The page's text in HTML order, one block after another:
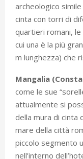
archeologico
cinta con torri di
quartieri romani,
cui una è la più
m lunghezza) che
Mangalia
come le sue
attualmente si
della mura di cinta
mare della città
piccolo segmento
nell’interno